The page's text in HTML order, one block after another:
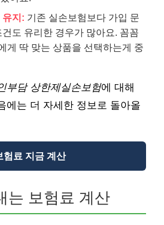
유지: 기존 실손보험보다 가입 문
도 유리한 경우가 많아요. 꼼꼼
게 딱 맞는 상품을 선택하는게 중
부담 상한제실손보험에 대해
에는 더 자세한 정보로 돌아올
험료 지금 계산
는 보험료 계산